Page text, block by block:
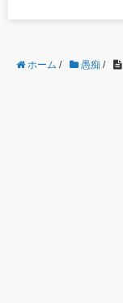
ホーム / 愚痴 /